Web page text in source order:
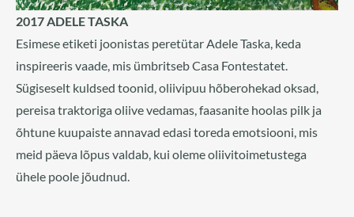
2017 ADELE TASKA
Esimese etiketi joonistas peretütar Adele Taska, keda
inspireeris vaade, mis ümbritseb Casa Fontestatet.
Sügiseselt kuldsed toonid, oliivipuu hõberohekad oksad,
pereisa traktoriga oliive vedamas, faasanite hoolas pilk ja
õhtune kuupaiste annavad edasi toreda emotsiooni, mis
meid päeva lõpus valdab, kui oleme oliivitoimetustega
ühele poole jõudnud.